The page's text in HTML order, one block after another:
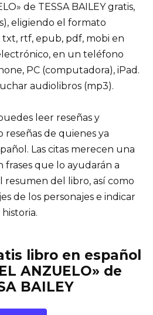
de TESSA BAILEY gratis,
eligiendo el formato
rtf, epub, pdf, mobi en
en un teléfono
PC (computadora), iPad.
audiolibros (mp3).
leer reseñas y
reseñas de quienes ya
Las citas merecen una
frases que lo ayudarán a
del libro, así como
de los personajes e indicar
libro en español
ANZUELO» de
BAILEY